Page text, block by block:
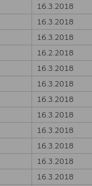
16.3.2018
16.3.2018
16.3.2018
16.2.2018
16.3.2018
16.3.2018
16.3.2018
16.3.2018
16.3.2018
16.3.2018
16.3.2018
16.3.2018